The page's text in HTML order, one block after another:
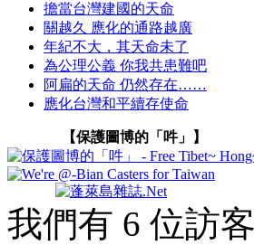
擔當台灣建國的天命
關越久 應化的通路越廣
年紀不大，其天命未了
為公理公義 你我共患難吧
阿扁的天命 仍然存在……
應化台灣和平續存使命
【保護圖博的「吽」】
我們有 6 位訪